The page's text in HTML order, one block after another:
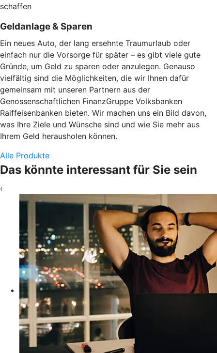
schaffen
Geldanlage & Sparen
Ein neues Auto, der lang ersehnte Traumurlaub oder
einfach nur die Vorsorge für später – es gibt viele gute
Gründe, um Geld zu sparen oder anzulegen. Genauso
vielfältig sind die Möglichkeiten, die wir Ihnen dafür
gemeinsam mit unseren Partnern aus der
Genossenschaftlichen FinanzGruppe Volksbanken
Raiffeisenbanken bieten. Wir machen uns ein Bild davon,
was Ihre Ziele und Wünsche sind und wie Sie mehr aus
Ihrem Geld herausholen können.
Alle Produkte
Das könnte interessant für Sie sein
‹